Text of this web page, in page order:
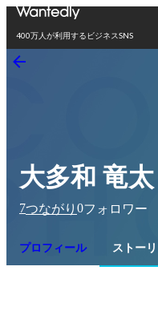
400万人が利用するビジネスSNS
大多和 竜太
7つながり 0フォロワー
プロフィール ストー